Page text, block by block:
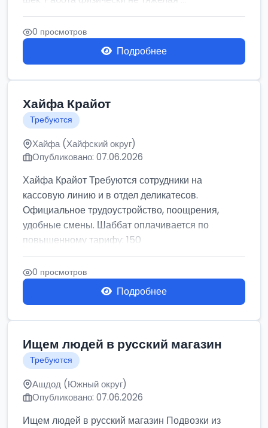
0 просмотров
Подробнее
Хайфа Крайот
Требуются
Хайфа (Хайфский округ)
Опубликовано: 07.06.2026
Хайфа Крайот Требуются сотрудники на
кассовую линию и в отдел деликатесов.
Официальное трудоустройство, поощрения,
удобные смены. Шаббат оплачивается по
повышенному тарифу: 150
0 просмотров
Подробнее
Ищем людей в русский магазин
Требуются
Ашдод (Южный округ)
Опубликовано: 07.06.2026
Ищем людей в русский магазин Подвозки из